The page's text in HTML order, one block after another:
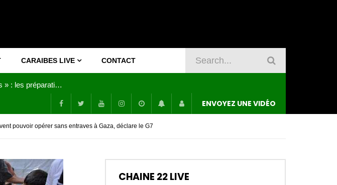
CARAIBES LIVE CONTACT
Joy Clerf Derisier, sur les traces de son père : évangéliser par la musique
ENVOYEZ UNE VIDÉO
pouvoir opérer sans entraves à Gaza, déclare le G7
CHAINE 22 LIVE